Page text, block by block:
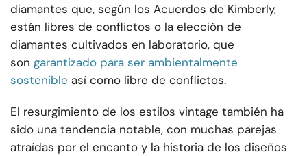
diamantes que, según los Acuerdos de Kimberly,
están libres de conflictos o la elección de
diamantes cultivados en laboratorio, que
son garantizado para ser ambientalmente
sostenible así como libre de conflictos.
El resurgimiento de los estilos vintage también ha
sido una tendencia notable, con muchas parejas
atraídas por el encanto y la historia de los diseños